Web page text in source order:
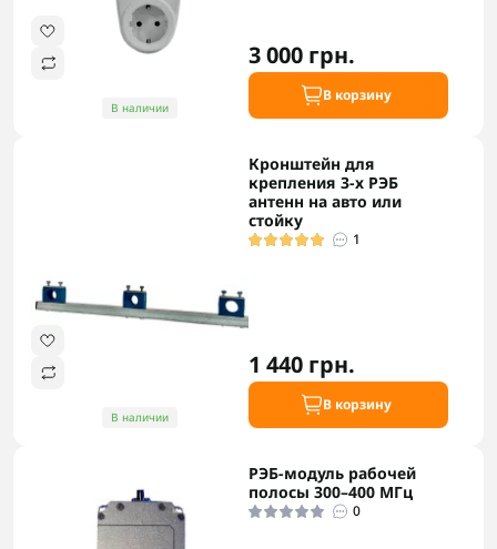
В наличии
3 000 грн.
В корзину
В наличии
Кронштейн для
крепления 3-х РЭБ
антенн на авто или
стойку
1
1 440 грн.
В корзину
РЭБ-модуль рабочей
полосы 300–400 МГц
0